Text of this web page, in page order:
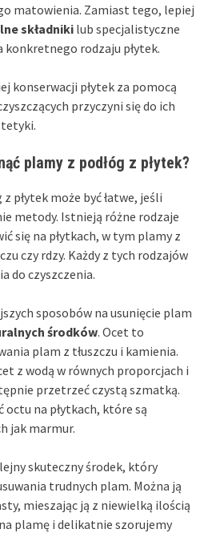
matowienia. Zamiast tego, lepiej
składnikilub specjalistyczne
rodzaju płytek.
konserwacji płytek za pomocą
przyczyni się do ich
plamy z podłóg z płytek?
płytek może być łatwe, jeśli
metody. Istnieją różne rodzaje
się na płytkach, w tym plamy z
czy rdzy. Każdy z tych rodzajów
do czyszczenia.
sposobów na usunięcie plam
środków. Ocet to
plam z tłuszczu i kamienia.
z wodą w równych proporcjach i
przetrzeć czystą szmatką.
octu na płytkach, które są
jak marmur.
skuteczny środek, który
trudnych plam. Można ją
mieszając ją z niewielką ilością
plamę i delikatnie szorujemy